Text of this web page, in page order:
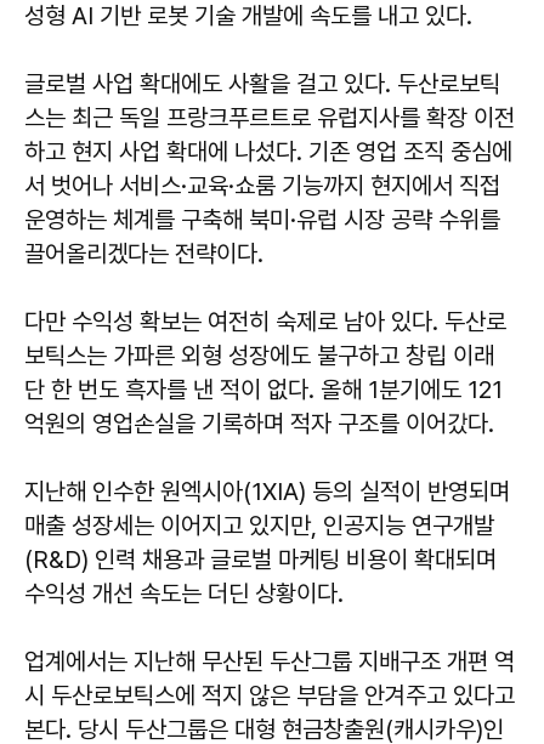
성형 AI 기반 로봇 기술 개발에 속도를 내고 있다.
글로벌 사업 확대에도 사활을 걸고 있다. 두산로보틱
스는 최근 독일 프랑크푸르트로 유럽지사를 확장 이전
하고 현지 사업 확대에 나섰다. 기존 영업 조직 중심에
서 벗어나 서비스·교육·쇼룸 기능까지 현지에서 직접
운영하는 체계를 구축해 북미·유럽 시장 공략 수위를
끌어올리겠다는 전략이다.
다만 수익성 확보는 여전히 숙제로 남아 있다. 두산로
보틱스는 가파른 외형 성장에도 불구하고 창립 이래
단 한 번도 흑자를 낸 적이 없다. 올해 1분기에도 121
억원의 영업손실을 기록하며 적자 구조를 이어갔다.
지난해 인수한 원엑시아(1XIA) 등의 실적이 반영되며
매출 성장세는 이어지고 있지만, 인공지능 연구개발
(R&D) 인력 채용과 글로벌 마케팅 비용이 확대되며
수익성 개선 속도는 더딘 상황이다.
업계에서는 지난해 무산된 두산그룹 지배구조 개편 역
시 두산로보틱스에 적지 않은 부담을 안겨주고 있다고
본다. 당시 두산그룹은 대형 현금창출원(캐시카우)인